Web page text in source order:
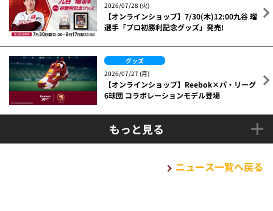
2026/07/28 (火)
【オンラインショップ】7/30(木)12:00九谷 瑠
選手「プロ初勝利記念グッズ」発売!
グッズ
2026/07/27 (月)
【オンラインショップ】Reebok×パ・リーグ
6球団 コラボレーションモデル登場
もっと見る
ニュース一覧へ戻る